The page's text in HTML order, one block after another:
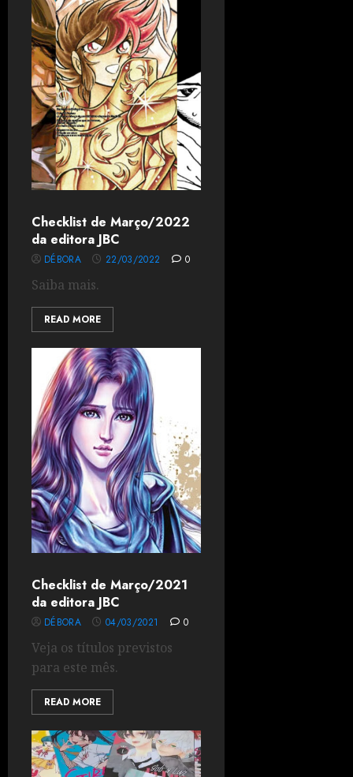
Checklist de Março/2022
da editora JBC
DÉBORA 22/03/2022 0
Saiba mais.
READ MORE
Checklist de Março/2021
da editora JBC
DÉBORA 04/03/2021 0
Veja os títulos previstos
para este mês.
READ MORE